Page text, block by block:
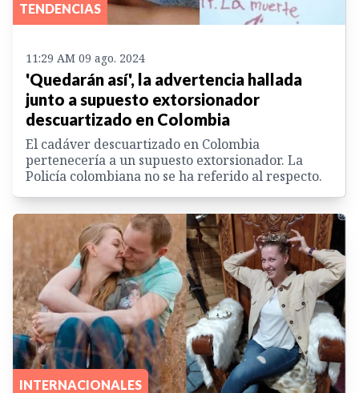
TENDENCIAS
11:29 AM 09 ago. 2024
'Quedarán así', la advertencia hallada
junto a supuesto extorsionador
descuartizado en Colombia
El cadáver descuartizado en Colombia
pertenecería a un supuesto extorsionador. La
Policía colombiana no se ha referido al respecto.
INTERNACIONALES